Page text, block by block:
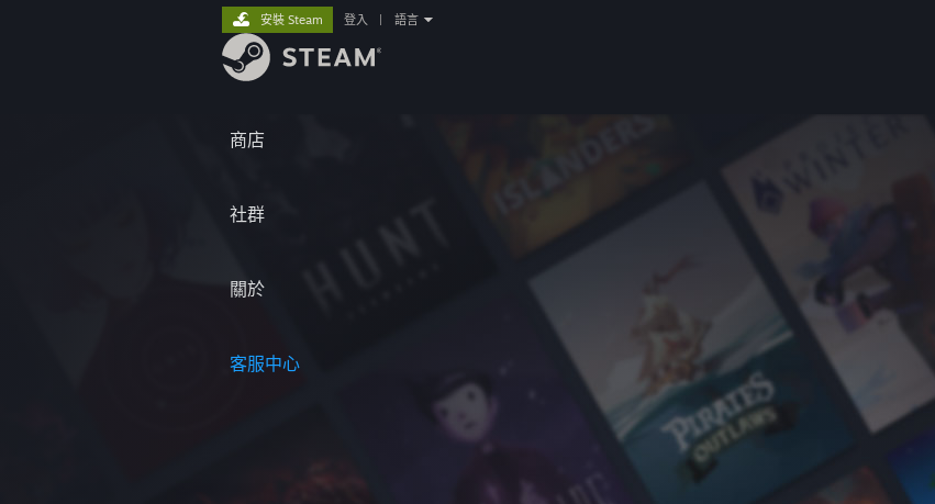
商店
社群
關於
客服中心
安裝 Steam 登入 語言